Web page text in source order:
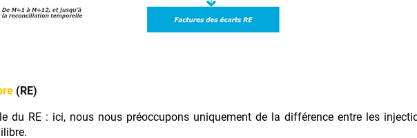
(RE)
du RE : ici, nous nous préoccupons uniquement de la différence entre les